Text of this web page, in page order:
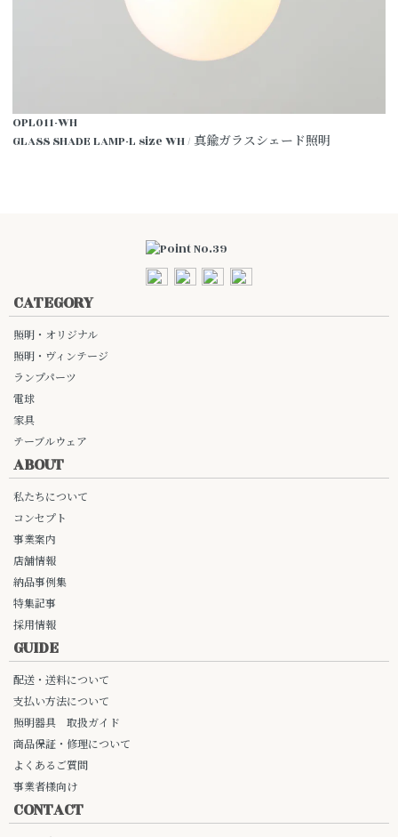
OPL011-WH
GLASS SHADE LAMP-L size WH / 真鍮ガラスシェード照明
CATEGORY
照明・オリジナル
照明・ヴィンテージ
ランプパーツ
電球
家具
テーブルウェア
ABOUT
私たちについて
コンセプト
事業案内
店舗情報
納品事例集
特集記事
採用情報
GUIDE
配送・送料について
支払い方法について
照明器具 取扱ガイド
商品保証・修理について
よくあるご質問
事業者様向け
CONTACT